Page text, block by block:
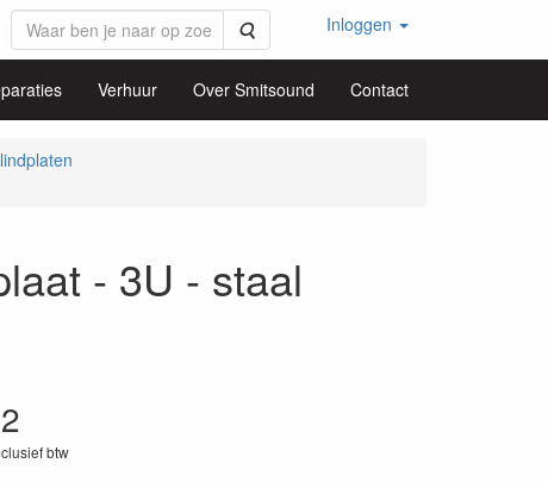
Zoeken Inloggen
Verhuur Over Smitsound Contact
- 3U - staal
btw